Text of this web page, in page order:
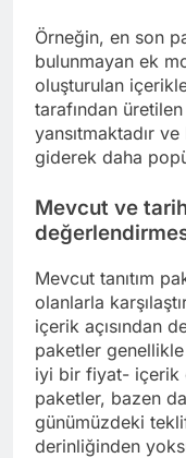
Örneğin, en son
bulunmayan ek
oluşturulan
tarafından
yansıtmaktadır
giderek daha
Mevcut ve
Mevcut tanıtım
olanlarla
içerik açısından
paketler
iyi bir fiyat- içerik
paketler, bazen
günümüzdeki
derinliğinden